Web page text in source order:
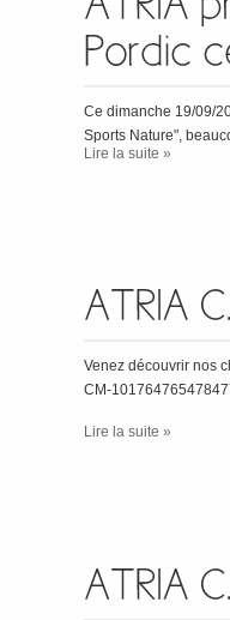
Ce dimanche 19/09/
Sports Nature",
Lire la suite »
Venez découvrir nos
CM-
Lire la suite »